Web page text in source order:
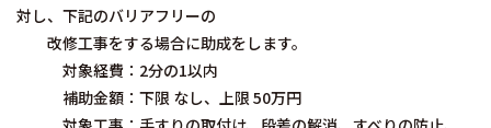
対し、下記のバリアフリーの
改修工事をする場合に助成をします。
対象経費：2分の1以内
補助金額：下限 なし、上限 50万円